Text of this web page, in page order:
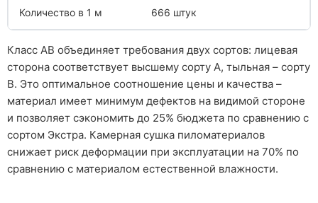
Количество в 1 м 666 штук
Класс АВ объединяет требования двух сортов: лицевая
сторона соответствует высшему сорту А, тыльная – сорту
В. Это оптимальное соотношение цены и качества –
материал имеет минимум дефектов на видимой стороне
и позволяет сэкономить до 25% бюджета по сравнению с
сортом Экстра. Камерная сушка пиломатериалов
снижает риск деформации при эксплуатации на 70% по
сравнению с материалом естественной влажности.